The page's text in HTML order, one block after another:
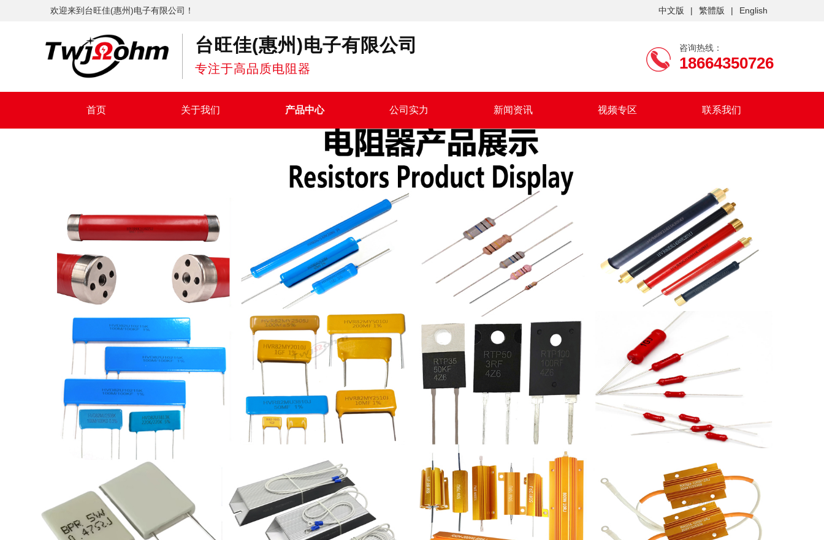
欢迎来到台旺佳(惠州)电子有限公司！ 中文版 | 繁體版 | English
台旺佳(惠州)电子有限公司
专注于高品质电阻器
咨询热线：
18664350726
首页 关于我们 产品中心 公司实力 新闻资讯 视频专区 联系我们